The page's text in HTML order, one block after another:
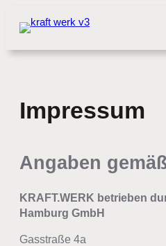
Inhalt
Impressum
Angaben
KRAFT.WERK betrieben
Hamburg GmbH
Gasstraße 4a